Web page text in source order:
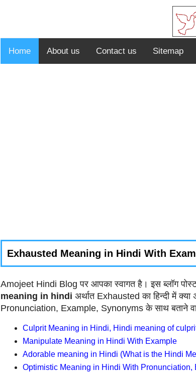
Home About us Contact us Sitemap
Exhausted Meaning in Hindi With
Amojeet Hindi Blog पर आपका स्वागत है। इस ब्लॉग
meaning in hindi अर्थात Exhausted का हिन्दी में क्या
Pronunciation, Example, Synonyms के साथ बताने
Culprit Meaning in Hindi, Hindi meaning of
Manipulate Meaning in Hindi With Example
Adorable meaning in Hindi (What is the Hindi
Optimistic Meaning in Hindi With Pronunciation,